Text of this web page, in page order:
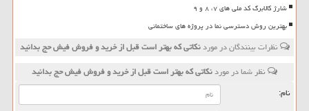
شارژ کالابرگ کد ملی های ۷، ۸ و ۹
بهترین روش دسترسی نما در پروژه های ساختمانی
نظرات بینندگان در موردنکاتی که بهتر است قبل از خرید و فروش فیش حج بدانید
نظر شما در موردنکاتی که بهتر است قبل از خرید و فروش فیش حج بدانید
نام: